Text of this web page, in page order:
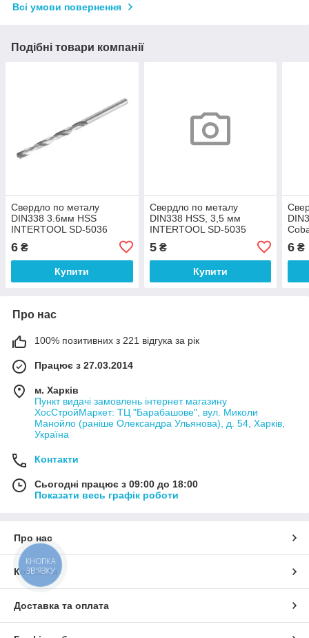
Всі умови повернення
Подібні товари компанії
Свердло по металу
DIN338 3.6мм HSS
INTERTOOL SD-5036
6 ₴
Купити
Свердло по металу
DIN338 HSS, 3,5 мм
INTERTOOL SD-5035
5₴
Купити
6 ₴
Про нас
100% позитивних з 221 відгука за рік
Працює з 27.03.2014
м. Харків
Пункт видачі замовлень інтернет магазину
ХосСтройМаркет: ТЦ "Барабашове", вул. Миколи
Манойло (раніше Олександра Ульянова), д. 54, Харків,
Україна
Контакти
Сьогодні працює з 09:00 до 18:00
Показати весь графік роботи
Про нас
Контакти
Доставка та оплата
КНОПКА
ЗВ'ЯЗКУ